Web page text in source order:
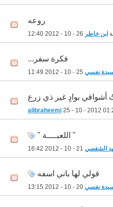
روعه
ابن خاطر 12:40
فكرة سفر...
نفسي 11:49
أشواقي بوادٍ غير ذي زرع
alibraheemi 25 - 10 - 2012
" اللعبــــة "
الشقصي 16:42
قولي لها باني اسفه
نفسي 13:15